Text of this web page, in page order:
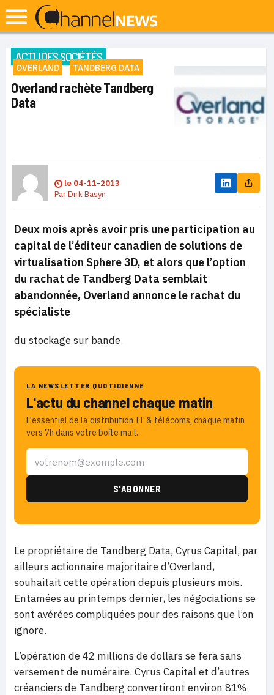
ACTU DES SOCIÉTÉS
OVERLAND TANDBERG DATA
Overland rachète Tandberg
Data
le 04-11-2013
ParDirk Basyn
Deux mois après avoir pris une participation au
capital de l’éditeur canadien de solutions de
virtualisation Sphere 3D, et alors que l’option
du rachat de Tandberg Data semblait
abandonnée, Overland annonce le rachat du
spécialiste
du stockage sur bande.
LA NEWSLETTER QUOTIDIENNE
L'actu du channel chaque matin
L'essentiel de la distribution IT & télécoms, chaque matin
vers 7h dans votre boîte mail.
Le propriétaire de Tandberg Data, Cyrus Capital, par
ailleurs actionnaire majoritaire d’Overland,
souhaitait cette opération depuis plusieurs mois.
Entamées au printemps dernier, les négociations se
sont avérées compliquées pour des raisons que l’on
ignore.
L’opération de 42 millions de dollars se fera sans
versement de numéraire. Cyrus Capital et d’autres
créanciers de Tandberg convertiront environ 81%